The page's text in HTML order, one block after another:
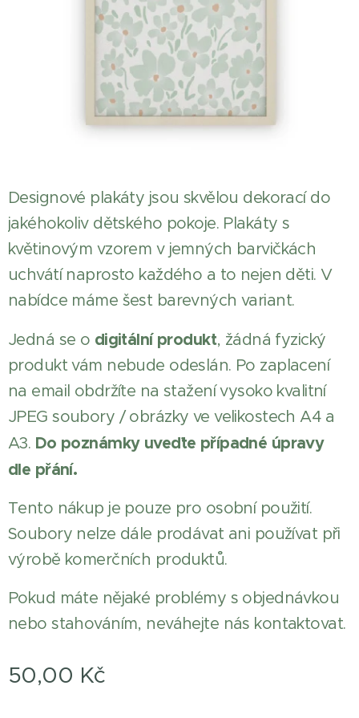
Designové plakáty jsou skvělou dekorací do
jakéhokoliv dětského pokoje. Plakáty s
květinovým vzorem v jemných barvičkách
uchvátí naprosto každého a to nejen děti. V
nabídce máme šest barevných variant.
Jedná se o digitální produkt, žádná fyzický
produkt vám nebude odeslán. Po zaplacení
na email obdržíte na stažení vysoko kvalitní
JPEG soubory / obrázky ve velikostech A4 a
A3. Do poznámky uveďte případné úpravy
dle přání.
Tento nákup je pouze pro osobní použití.
Soubory nelze dále prodávat ani používat při
výrobě komerčních produktů.
Pokud máte nějaké problémy s objednávkou
nebo stahováním, neváhejte nás kontaktovat.
50,00 Kč